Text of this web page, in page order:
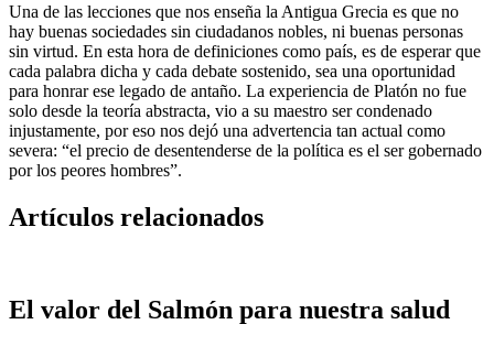
Una de las lecciones que nos enseña la Antigua Grecia es que no
hay buenas sociedades sin ciudadanos nobles, ni buenas personas
sin virtud. En esta hora de definiciones como país, es de esperar que
cada palabra dicha y cada debate sostenido, sea una oportunidad
para honrar ese legado de antaño. La experiencia de Platón no fue
solo desde la teoría abstracta, vio a su maestro ser condenado
injustamente, por eso nos dejó una advertencia tan actual como
severa: “el precio de desentenderse de la política es el ser gobernado
por los peores hombres”.
Artículos relacionados
El valor del Salmón para nuestra salud